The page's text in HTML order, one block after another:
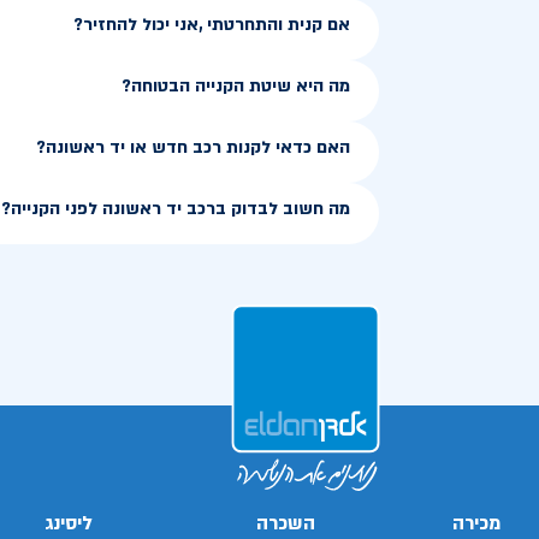
אם קנית והתחרטתי ,אני יכול להחזיר?
מה היא שיטת הקנייה הבטוחה?
האם כדאי לקנות רכב חדש או יד ראשונה?
מה חשוב לבדוק ברכב יד ראשונה לפני הקנייה?
מכירה השכרה ליסינג